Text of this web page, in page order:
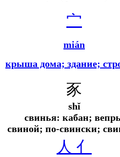
宀
mián
крыша дома; здание;
豕
shǐ
свинья: кабан;
свиной; по-свински;
人 亻